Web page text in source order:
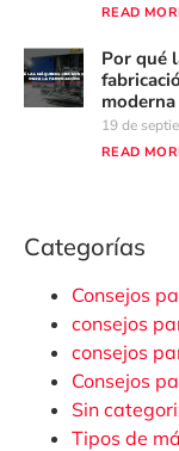
READ
Por qué
moderna
19 de
READ
Categorías
Consejos
consejos
consejos
Consejos
Sin
Tipos de